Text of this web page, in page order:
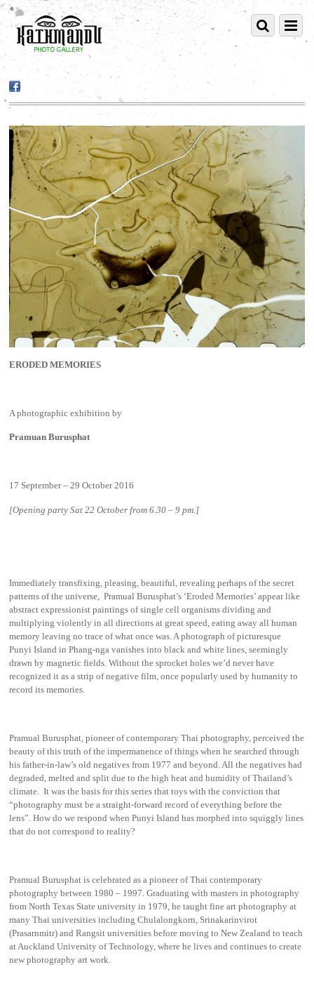
ERODED MEMORIES
A photographic exhibition by
Pramuan Burusphat
17 September – 29 October 2016
[Opening party Sat 22 October from 6.30 – 9 pm.]
Immediately transfixing, pleasing, beautiful, revealing perhaps of the secret
patterns of the universe, Pramual Burusphat’s ‘Eroded Memories’ appear like
abstract expressionist paintings of single cell organisms dividing and
multiplying violently in all directions at great speed, eating away all human
memory leaving no trace of what once was. A photograph of picturesque
Punyi Island in Phang-nga vanishes into black and white lines, seemingly
drawn by magnetic fields. Without the sprocket holes we’d never have
recognized it as a strip of negative film, once popularly used by humanity to
record its memories.
Pramual Burusphat, pioneer of contemporary Thai photography, perceived the
beauty of this truth of the impermanence of things when he searched through
his father-in-law’s old negatives from 1977 and beyond. All the negatives had
degraded, melted and split due to the high heat and humidity of Thailand’s
climate. It was the basis for this series that toys with the conviction that
“photography must be a straight-forward record of everything before the
lens”. How do we respond when Punyi Island has morphed into squiggly lines
that do not correspond to reality?
Pramual Burusphat is celebrated as a pioneer of Thai contemporary
photography between 1980 – 1997. Graduating with masters in photography
from North Texas State university in 1979, he taught fine art photography at
many Thai universities including Chulalongkorn, Srinakarinvirot
(Prasarnmitr) and Rangsit universities before moving to New Zealand to teach
at Auckland University of Technology, where he lives and continues to create
new photography art work.